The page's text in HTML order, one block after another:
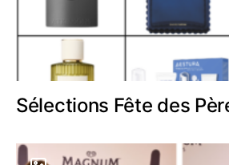
Sélections Fête des